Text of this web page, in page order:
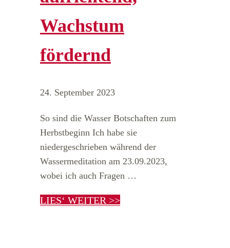
Wachstum
fördernd
24. September 2023
So sind die Wasser Botschaften zum
Herbstbeginn Ich habe sie
niedergeschrieben während der
Wassermeditation am 23.09.2023,
wobei ich auch Fragen …
LIES‘ WEITER >>